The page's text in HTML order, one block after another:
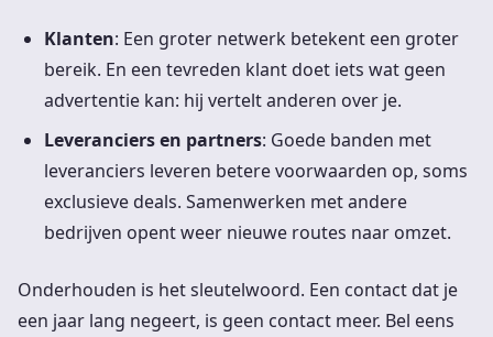
Klanten: Een groter netwerk betekent een groter
bereik. En een tevreden klant doet iets wat geen
advertentie kan: hij vertelt anderen over je.
Leveranciers en partners: Goede banden met
leveranciers leveren betere voorwaarden op, soms
exclusieve deals. Samenwerken met andere
bedrijven opent weer nieuwe routes naar omzet.
Onderhouden is het sleutelwoord. Een contact dat je
een jaar lang negeert, is geen contact meer. Bel eens